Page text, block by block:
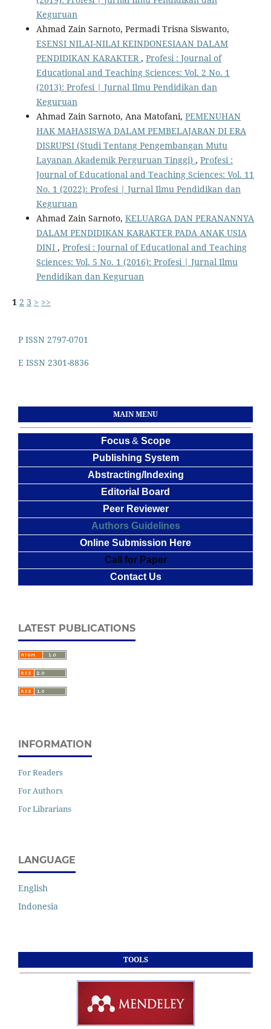
Keguruan
Ahmad Zain Sarnoto, Permadi Trisna Siswanto,
ESENSI NILAI-NILAI KEINDONESIAAN DALAM
PENDIDIKAN KARAKTER, Profesi : Journal of
Educational and Teaching Sciences: Vol. 2 No. 1
(2013): Profesi | Jurnal Ilmu Pendidikan dan
Keguruan
Ahmad Zain Sarnoto, Ana Matofani, PEMENUHAN
HAK MAHASISWA DALAM PEMBELAJARAN DI ERA
DISRUPSI (Studi Tentang Pengembangan Mutu
Layanan Akademik Perguruan Tinggi) , Profesi :
Journal of Educational and Teaching Sciences: Vol. 11
No. 1 (2022): Profesi | Jurnal Ilmu Pendidikan dan
Keguruan
Ahmad Zain Sarnoto, KELUARGA DAN PERANANNYA
DALAM PENDIDIKAN KARAKTER PADA ANAK USIA
DINI , Profesi : Journal of Educational and Teaching
Sciences: Vol. 5 No. 1 (2016): Profesi | Jurnal Ilmu
Pendidikan dan Keguruan
1 2 3 > >>
P ISSN 2797-0701
E ISSN 2301-8836
MAIN MENU
Focus & Scope
Publishing System
Abstracting/Indexing
Editorial Board
Peer Reviewer
Authors Guidelines
Online Submission Here
Call for Paper
Contact Us
LATEST PUBLICATIONS
INFORMATION
For Readers
For Authors
For Librarians
LANGUAGE
English
Indonesia
TOOLS